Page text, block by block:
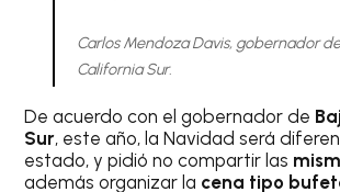
Carlos Mendoza Davis, gobernador
California Sur.
De acuerdo con el gobernador de
Sur, este año, la Navidad será
estado, y pidió no compartir las
además organizar la cena tipo